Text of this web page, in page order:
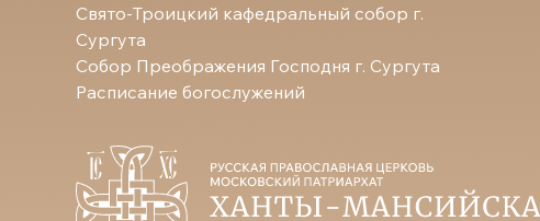
Свято-Троицкий кафедральный собор г.
Сургута
Собор Преображения Господня г. Сургута
Расписание богослужений